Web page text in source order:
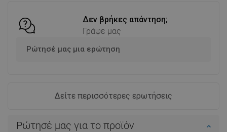
Δεν βρήκες απάντηση;
Γράψε μας
Ρώτησέ μας μια ερώτηση
Δείτε περισσότερες ερωτήσεις
Ρώτησέ μας για το προϊόν